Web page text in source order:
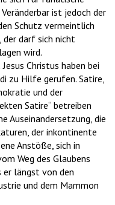
ist jedoch der
Schutz vermeintlich
darf sich nicht
wird.
Christus haben bei
zu Hilfe gerufen. Satire,
und der
Satire“ betreiben
Auseinandersetzung, die
der inkontinente
Anstöße, sich in
Weg des Glaubens
er längst von den
und dem Mammon